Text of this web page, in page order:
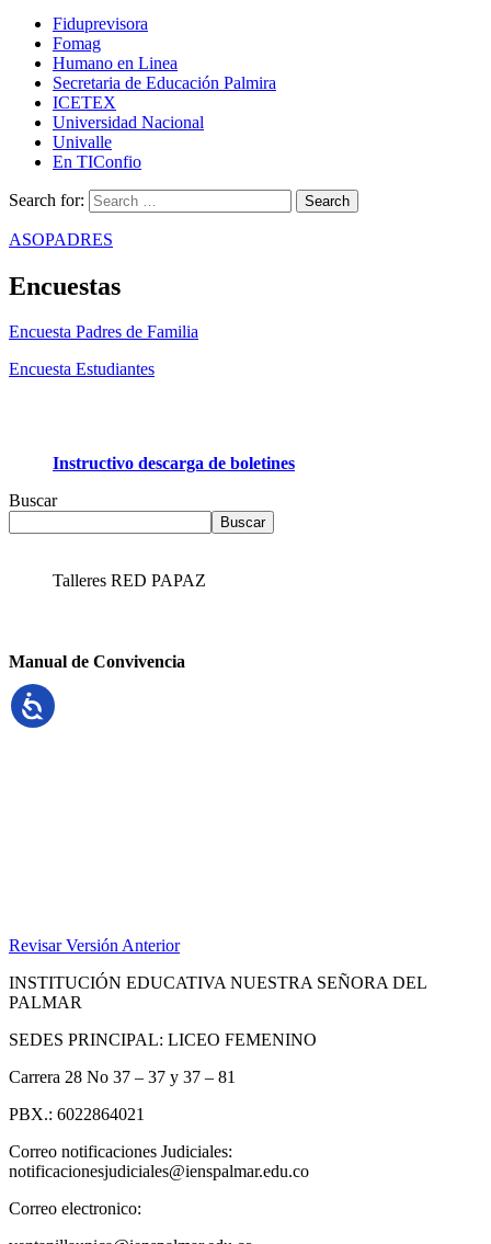
Fiduprevisora
Fomag
Humano en Linea
Secretaria de Educación Palmira
ICETEX
Universidad Nacional
Univalle
En TIConfio
Search for:
ASOPADRES
Encuestas
Encuesta Padres de Familia
Encuesta Estudiantes
Instructivo descarga de boletines
Buscar
Buscar
Talleres RED PAPAZ
Manual de Convivencia
Revisar Versión Anterior
INSTITUCIÓN EDUCATIVA NUESTRA SEÑORA DEL
PALMAR
SEDES PRINCIPAL: LICEO FEMENINO
Carrera 28 No 37 – 37 y 37 – 81
PBX.: 6022864021
Correo notificaciones Judiciales:
notificacionesjudiciales@ienspalmar.edu.co
Correo electronico: